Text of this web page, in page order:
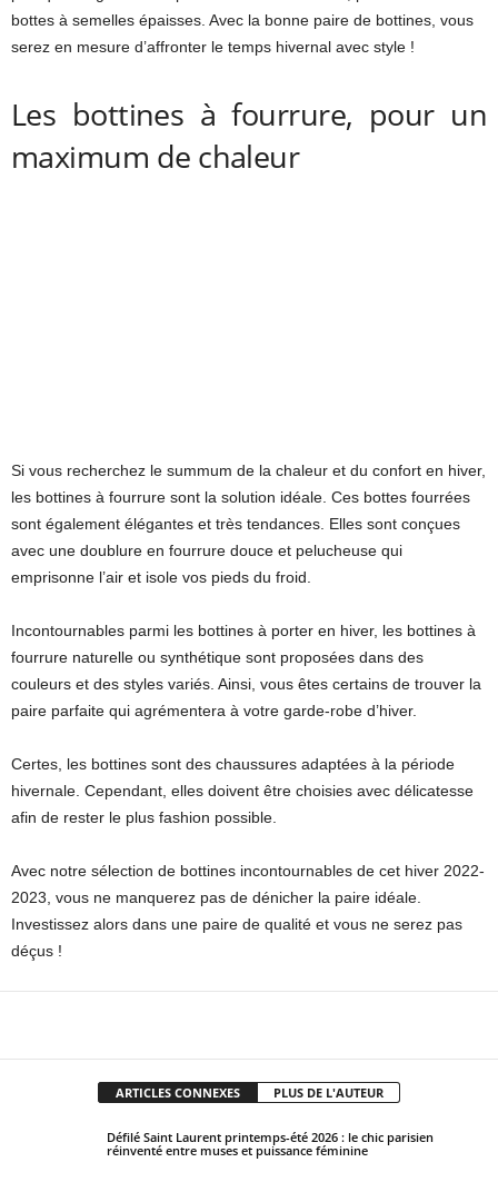
bottes à semelles épaisses. Avec la bonne paire de bottines, vous
serez en mesure d’affronter le temps hivernal avec style !
Les bottines à fourrure, pour un
maximum de chaleur
Si vous recherchez le summum de la chaleur et du confort en hiver,
les bottines à fourrure sont la solution idéale. Ces bottes fourrées
sont également élégantes et très tendances. Elles sont conçues
avec une doublure en fourrure douce et pelucheuse qui
emprisonne l’air et isole vos pieds du froid.
Incontournables parmi les bottines à porter en hiver, les bottines à
fourrure naturelle ou synthétique sont proposées dans des
couleurs et des styles variés. Ainsi, vous êtes certains de trouver la
paire parfaite qui agrémentera à votre garde-robe d’hiver.
Certes, les bottines sont des chaussures adaptées à la période
hivernale. Cependant, elles doivent être choisies avec délicatesse
afin de rester le plus fashion possible.
Avec notre sélection de bottines incontournables de cet hiver 2022-
2023, vous ne manquerez pas de dénicher la paire idéale.
Investissez alors dans une paire de qualité et vous ne serez pas
déçus !
ARTICLES CONNEXES PLUS DE L'AUTEUR
Défilé Saint Laurent printemps-été 2026 : le chic parisien
réinventé entre muses et puissance féminine